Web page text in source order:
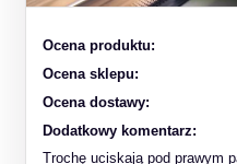
Ocena produktu:
Ocena sklepu:
Ocena dostawy:
Dodatkowy komentarz:
Trochę uciskają pod prawym